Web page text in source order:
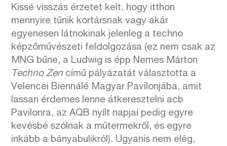
Kissé visszás érzetet kelt, hogy itthon
mennyire tűnik kortársnak vagy akár
egyenesen látnokinak jelenleg a techno
képzőművészeti feldolgozása (ez nem csak az
MNG bűne, a Ludwig is épp Nemes Márton
Techno Zen című pályázatát választotta a
Velencei Biennálé Magyar Pavilonjába, amit
lassan érdemes lenne átkeresztelni acb
Pavilonra, az AQB nyílt napjai pedig egyre
kevésbé szólnak a műtermekről, és egyre
inkább a bányabulikról). Ugyanis nem elég,